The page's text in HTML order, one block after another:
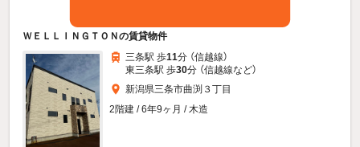
ＷＥＬＬＩＮＧＴＯＮの賃貸物件
三条駅 歩11分 （信越線）
東三条駅 歩30分 （信越線など）
新潟県三条市曲渕３丁目
2階建 / 6年9ヶ月 / 木造